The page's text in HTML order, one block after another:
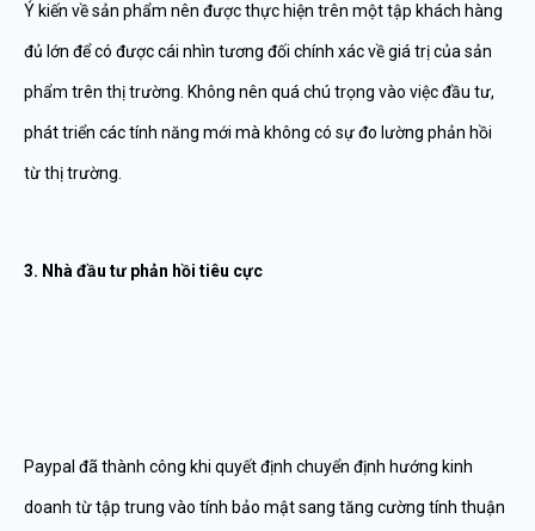
Ý kiến về sản phẩm nên được thực hiện trên một tập khách hàng
đủ lớn để có được cái nhìn tương đối chính xác về giá trị của sản
phẩm trên thị trường. Không nên quá chú trọng vào việc đầu tư,
phát triển các tính năng mới mà không có sự đo lường phản hồi
từ thị trường.
3. Nhà đầu tư phản hồi tiêu cực
Paypal đã thành công khi quyết định chuyển định hướng kinh
doanh từ tập trung vào tính bảo mật sang tăng cường tính thuận